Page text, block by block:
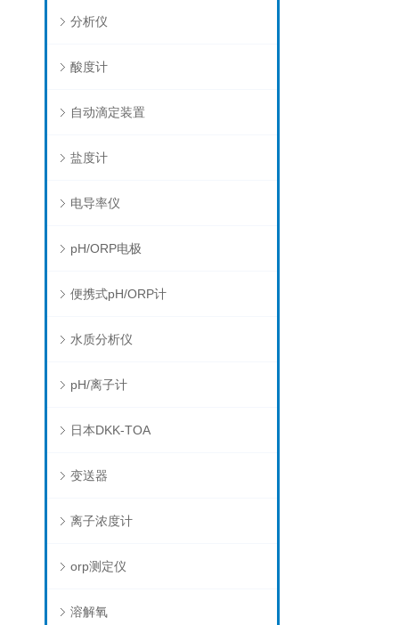
分析仪
酸度计
自动滴定装置
盐度计
电导率仪
pH/ORP电极
便携式pH/ORP计
水质分析仪
pH/离子计
日本DKK-TOA
变送器
离子浓度计
orp测定仪
溶解氧